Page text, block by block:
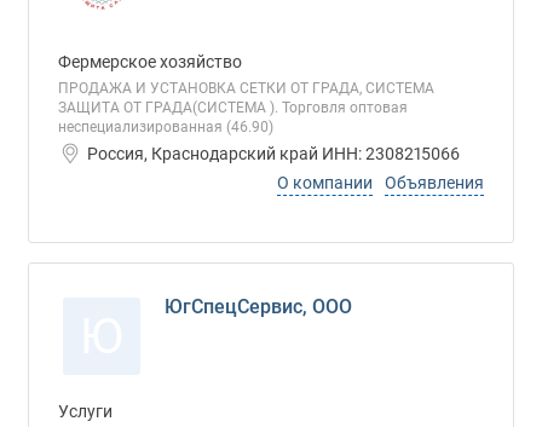
Фермерское хозяйство
ПРОДАЖА И УСТАНОВКА СЕТКИ ОТ ГРАДА, СИСТЕМА
ЗАЩИТА ОТ ГРАДА(СИСТЕМА ). Торговля оптовая
неспециализированная (46.90)
Россия, Краснодарский край ИНН: 2308215066
О компании
Объявления
ЮгСпецСервис, ООО
Услуги